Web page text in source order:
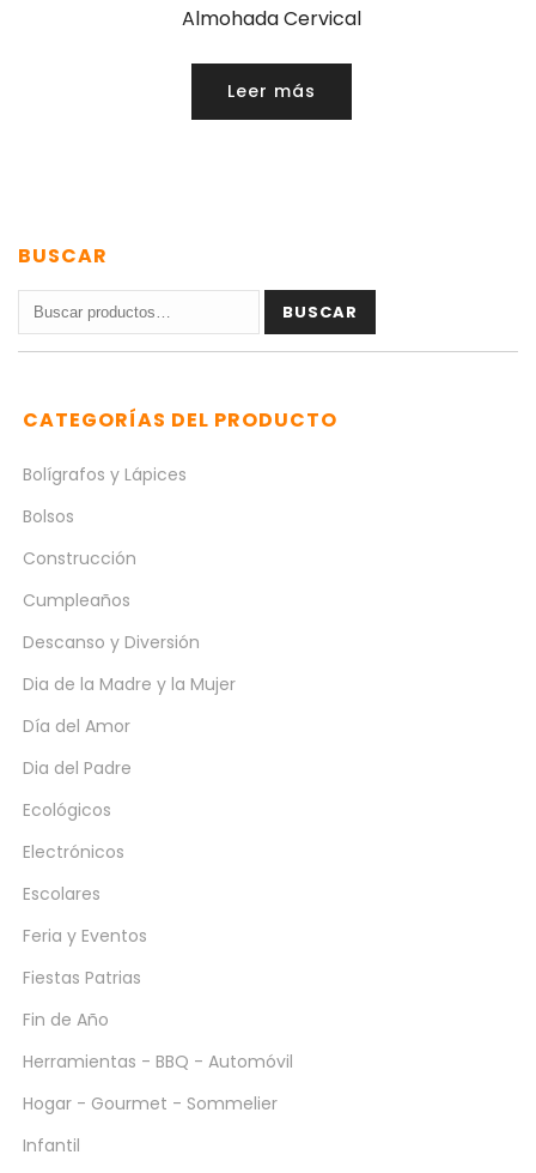
Almohada Cervical
Leer más
BUSCAR
Buscar
por:
BUSCAR
CATEGORÍAS DEL PRODUCTO
Bolígrafos y Lápices
Bolsos
Construcción
Cumpleaños
Descanso y Diversión
Dia de la Madre y la Mujer
Día del Amor
Dia del Padre
Ecológicos
Electrónicos
Escolares
Feria y Eventos
Fiestas Patrias
Fin de Año
Herramientas - BBQ - Automóvil
Hogar - Gourmet - Sommelier
Infantil